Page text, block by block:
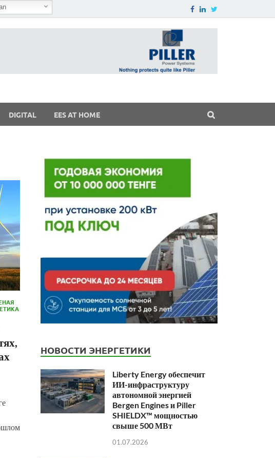
DIGITAL EES AT HOME
НОВОСТИ ЭНЕРГЕТИКИ
Liberty Energy обеспечит
ИИ-инфраструктуру
автономной энергией
Bergen Engines и Piller
SHIELDX™ мощностью
свыше 500 МВт
01.07.2026